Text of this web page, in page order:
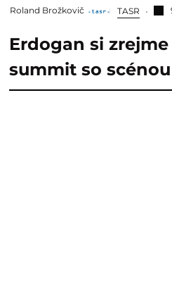
Roland Brožkovič TASR
Erdogan si
summit so